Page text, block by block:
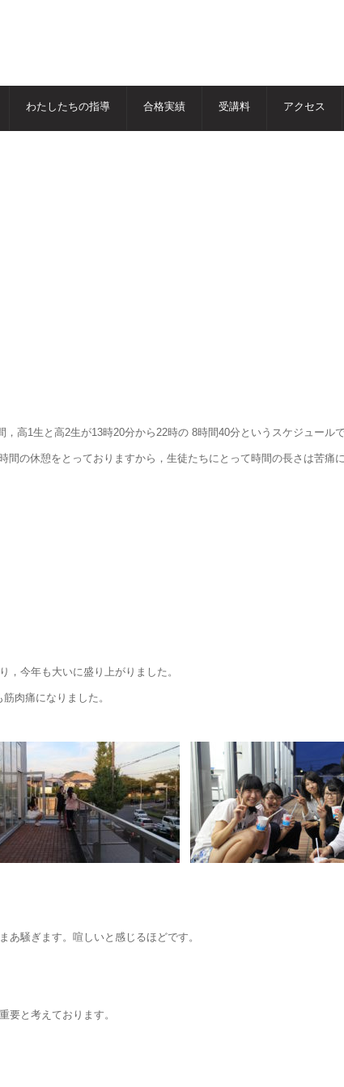
わたしたちの指導 合格実績 受講料 アクセス
高1生と高2生が13時20分から22時の 8時間40分というスケジュールで
の休憩をとっておりますから，生徒たちにとって時間の長さは苦痛
今年も大いに盛り上がりました。
肉痛になりました。
騒ぎます。喧しいと感じるほどです。
要と考えております。